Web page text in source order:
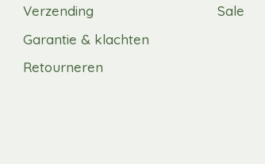
Verzending
Garantie & klachten
Retourneren
Sale